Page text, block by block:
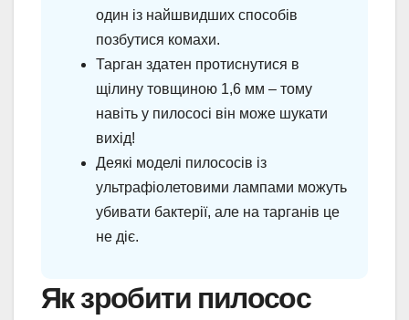
один із найшвидших способів
позбутися комахи.
Тарган здатен протиснутися в
щілину товщиною 1,6 мм – тому
навіть у пилососі він може шукати
вихід!
Деякі моделі пилососів із
ультрафіолетовими лампами можуть
убивати бактерії, але на тарганів це
не діє.
Як зробити пилосос